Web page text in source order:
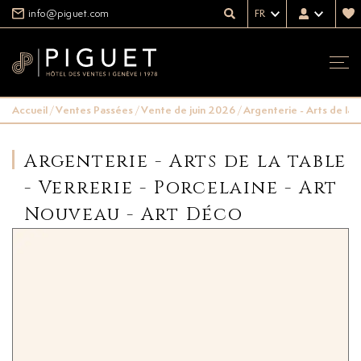
info@piguet.com FR
Accueil/Ventes Passées/Vente de juin 2026/Argenterie - Arts de la
Argenterie - Arts de la table
- Verrerie - Porcelaine - Art
Nouveau - Art Déco